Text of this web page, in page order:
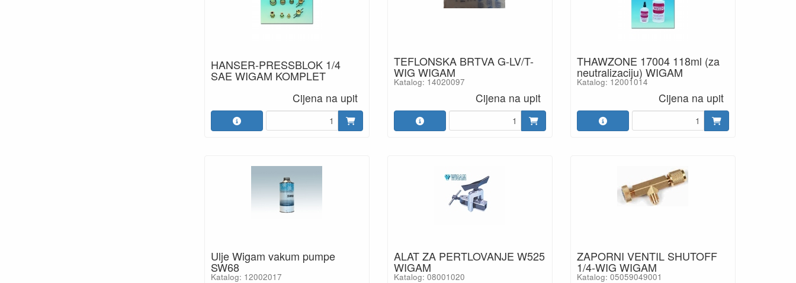
HANSER-PRESSBLOK 1/4
SAE WIGAM KOMPLET
Cijena na upit
TEFLONSKA BRTVA G-LV/T-
WIG WIGAM
Katalog: 14020097
Cijena na upit
THAWZONE 17004 118ml (za
neutralizaciju) WIGAM
Katalog: 12001014
Cijena na upit
Ulje Wigam vakum pumpe
SW68
Katalog: 12002017
ALAT ZA PERTLOVANJE W525
WIGAM
Katalog: 08001020
ZAPORNI VENTIL SHUTOFF
1/4-WIG WIGAM
Katalog: 05059049001